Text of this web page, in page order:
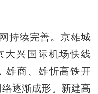
续完善。京雄城
大兴国际机场快线
雄商、雄忻高铁开
逐渐成形。新建高